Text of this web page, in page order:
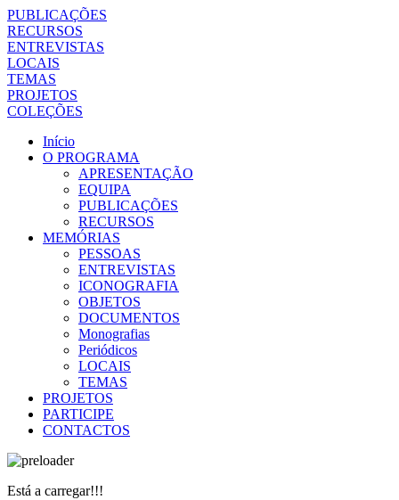
PUBLICAÇÕES
RECURSOS
ENTREVISTAS
LOCAIS
TEMAS
PROJETOS
COLEÇÕES
Início
O PROGRAMA
APRESENTAÇÃO
EQUIPA
PUBLICAÇÕES
RECURSOS
MEMÓRIAS
PESSOAS
ENTREVISTAS
ICONOGRAFIA
OBJETOS
DOCUMENTOS
Monografias
Periódicos
LOCAIS
TEMAS
PROJETOS
PARTICIPE
CONTACTOS
Está a carregar!!!